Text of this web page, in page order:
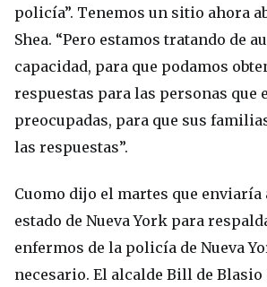
policía”. Tenemos un sitio ahora
Shea. “Pero estamos tratando de
capacidad, para que podamos
respuestas para las personas que
preocupadas, para que sus
las respuestas”.
Cuomo dijo el martes que
estado de Nueva York para
enfermos de la policía de Nueva
necesario. El alcalde Bill de